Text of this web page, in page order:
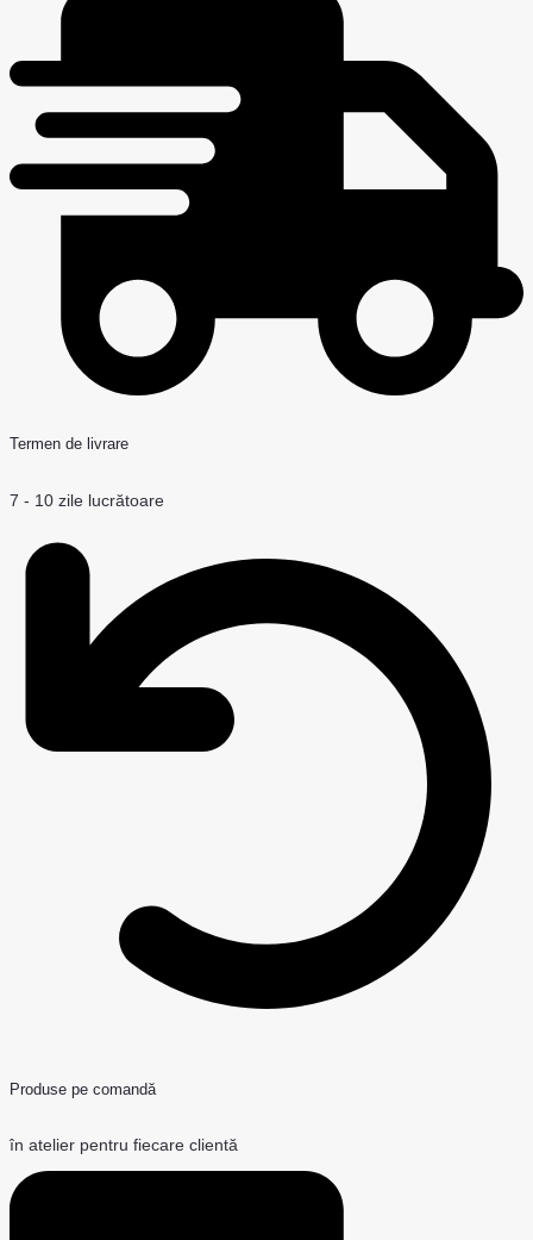
Termen de livrare
7 - 10 zile lucrătoare
Produse pe comandă
în atelier pentru fiecare clientă